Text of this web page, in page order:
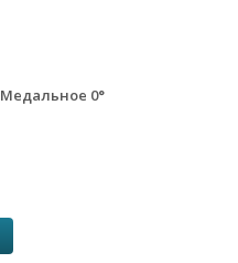
Медальное 0°